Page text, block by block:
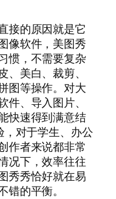
接的原因就是它
像软件，美图秀
惯，不需要复杂
美白、裁剪、
图等操作。对大
、导入图片、
快速得到满意结
，对于学生、办公
作者来说都非常
况下，效率往往
秀秀恰好就在易
的平衡。